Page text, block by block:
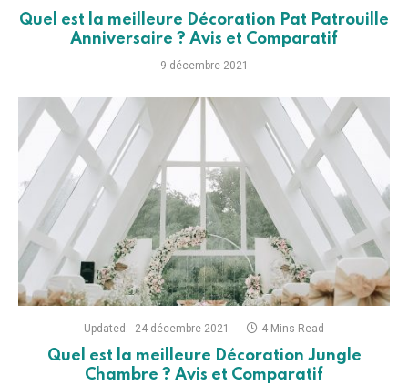
Quel est la meilleure Décoration Pat Patrouille
Anniversaire ? Avis et Comparatif
9 décembre 2021
Updated: 24 décembre 2021 4 Mins Read
Quel est la meilleure Décoration Jungle
Chambre ? Avis et Comparatif